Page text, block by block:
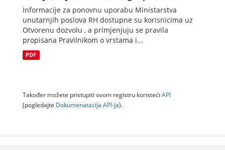
Informacije za ponovnu uporabu Ministarstva
unutarnjih poslova RH dostupne su korisnicima uz
Otvorenu dozvolu , a primjenjuju se pravila
propisana Pravilnikom o vrstama i...
PDF
Također možete pristupiti ovom registru koristeći API
(pogledajte Dokumenаtаcijа API-jа).